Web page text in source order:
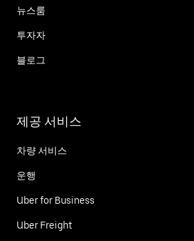
뉴스룸
투자자
블로그
제공 서비스
차량 서비스
운행
Uber for Business
Uber Freight